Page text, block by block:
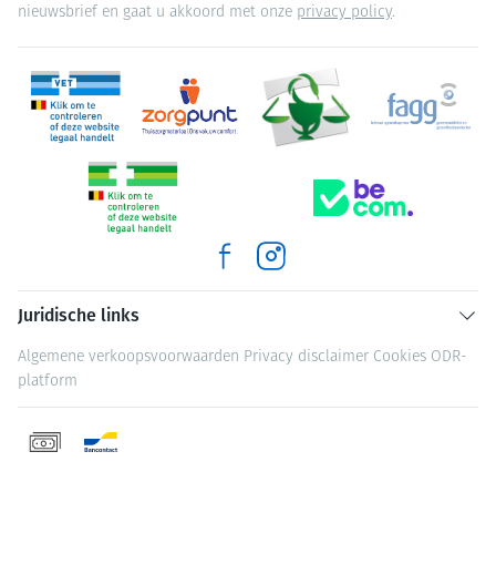
nieuwsbrief en gaat u akkoord met onze privacy policy.
Juridische links
Algemene verkoopsvoorwaarden Privacy disclaimer Cookies ODR-
platform